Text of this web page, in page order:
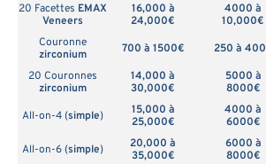
20 Facettes EMAX
Veneers
16,000 à
24,000€
4000 à
10,000€
Couronne
zirconium
700 à 1500€ 250 à
20 Couronnes
zirconium
14,000 à
30,000€
5000 à
8000€
All-on-4 (simple)
15,000 à
25,000€
4000 à
6000€
All-on-6 (simple)
20,000 à
35,000€
6000 à
8000€